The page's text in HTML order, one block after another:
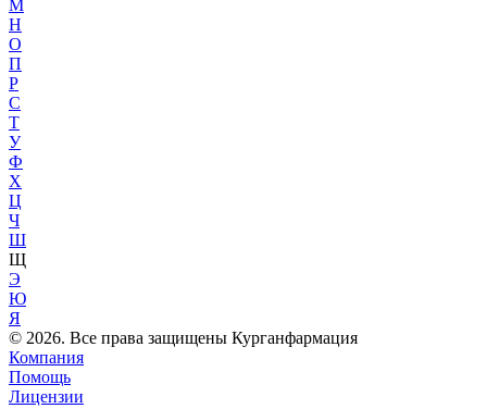
М
Н
О
П
Р
С
Т
У
Ф
Х
Ц
Ч
Ш
Щ
Э
Ю
Я
© 2026. Все права защищены Курганфармация
Компания
Помощь
Лицензии